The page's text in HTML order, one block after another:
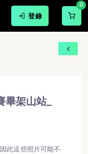
登錄
0
畢架山站_
山站_麥徑五
架山站_
此這些照片可能不